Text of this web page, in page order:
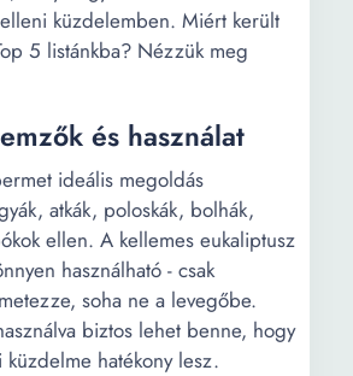
küzdelemben. Miért került
5 listánkba? Nézzük meg
és használat
ideális megoldás
atkák, poloskák, bolhák,
ellen. A kellemes eukaliptusz
használható - csak
soha ne a levegőbe.
biztos lehet benne, hogy
hatékony lesz.